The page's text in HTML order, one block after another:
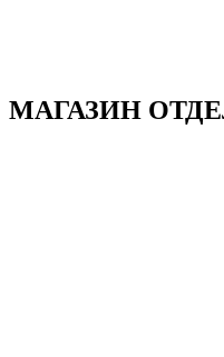
МАГАЗИН